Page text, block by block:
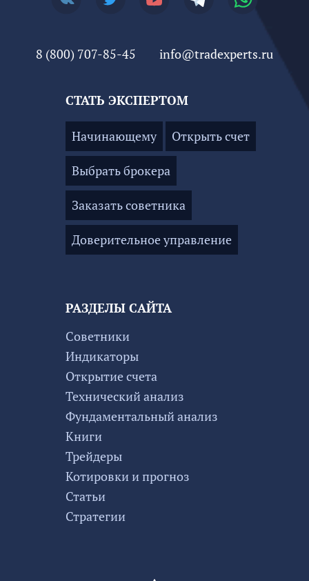
РАЗДЕЛЫ САЙТА
Советники
Индикаторы
Открытие счета
Технический анализ
Фундаментальный анализ
Книги
Трейдеры
Котировки и прогноз
Статьи
Стратегии
8 (800) 707-85-45 info@tradexperts.ru
СТАТЬ ЭКСПЕРТОМ
Начинающему Открыть счет
Выбрать брокера
Заказать советника
Доверительное управление